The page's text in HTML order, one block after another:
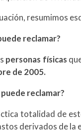
resumimos
reclamar?
personas físicas
de 2005.
puede reclamar?
totalidad de
derivados de